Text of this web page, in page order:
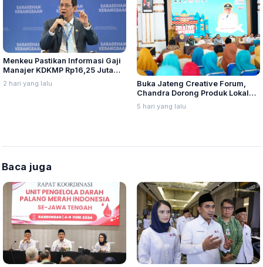
Menkeu Pastikan Informasi Gaji
Manajer KDKMP Rp16,25 Juta
Tidak Benar
2 hari yang lalu
Buka Jateng Creative Forum,
Chandra Dorong Produk Lokal
Pati Naik Kelas
5 hari yang lalu
Baca juga